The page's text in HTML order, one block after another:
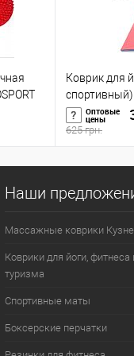
Коврик для
спортивный)
0008)Оптовые
цены
625 грн.
Наши
Массажные коврики
Коврики для йоги, фитнеса
туризма
Спортивные маты
Боксерские перчатки